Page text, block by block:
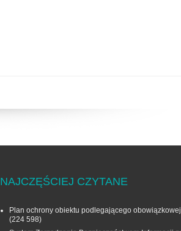
NAJCZĘŚCIEJ CZYTANE
Plan ochrony obiektu podlegającego
(224 598)